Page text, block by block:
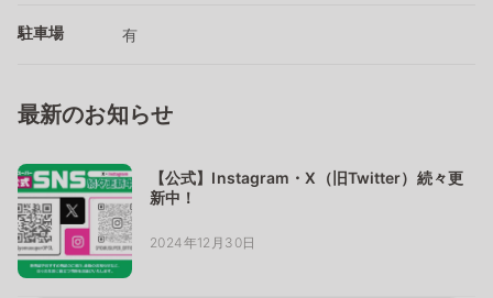
駐車場 有
最新のお知らせ
【公式】Instagram・X（旧Twitter）続々更
新中！
2024年12月30日